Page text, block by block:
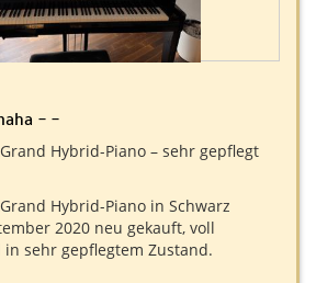
- -
Hybrid-Piano – sehr gepflegt
Hybrid-Piano in Schwarz
2020 neu gekauft, voll
sehr gepflegtem Zustand.